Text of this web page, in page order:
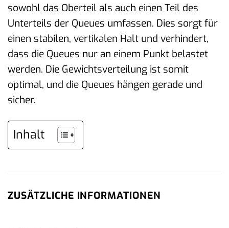
sowohl das Oberteil als auch einen Teil des
Unterteils der Queues umfassen. Dies sorgt für
einen stabilen, vertikalen Halt und verhindert,
dass die Queues nur an einem Punkt belastet
werden. Die Gewichtsverteilung ist somit
optimal, und die Queues hängen gerade und
sicher.
Inhalt
ZUSÄTZLICHE INFORMATIONEN